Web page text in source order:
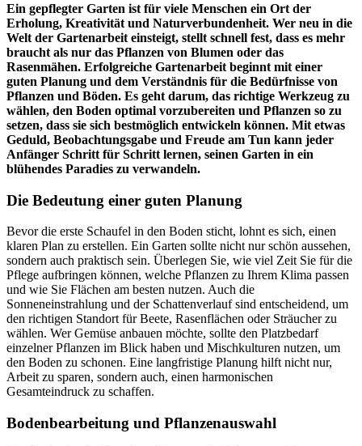
Ein gepflegter Garten ist für viele Menschen ein Ort der
Erholung, Kreativität und Naturverbundenheit. Wer neu in die
Welt der Gartenarbeit einsteigt, stellt schnell fest, dass es mehr
braucht als nur das Pflanzen von Blumen oder das
Rasenmähen. Erfolgreiche Gartenarbeit beginnt mit einer
guten Planung und dem Verständnis für die Bedürfnisse von
Pflanzen und Böden. Es geht darum, das richtige Werkzeug zu
wählen, den Boden optimal vorzubereiten und Pflanzen so zu
setzen, dass sie sich bestmöglich entwickeln können. Mit etwas
Geduld, Beobachtungsgabe und Freude am Tun kann jeder
Anfänger Schritt für Schritt lernen, seinen Garten in ein
blühendes Paradies zu verwandeln.
Die Bedeutung einer guten Planung
Bevor die erste Schaufel in den Boden sticht, lohnt es sich, einen
klaren Plan zu erstellen. Ein Garten sollte nicht nur schön aussehen,
sondern auch praktisch sein. Überlegen Sie, wie viel Zeit Sie für die
Pflege aufbringen können, welche Pflanzen zu Ihrem Klima passen
und wie Sie Flächen am besten nutzen. Auch die
Sonneneinstrahlung und der Schattenverlauf sind entscheidend, um
den richtigen Standort für Beete, Rasenflächen oder Sträucher zu
wählen. Wer Gemüse anbauen möchte, sollte den Platzbedarf
einzelner Pflanzen im Blick haben und Mischkulturen nutzen, um
den Boden zu schonen. Eine langfristige Planung hilft nicht nur,
Arbeit zu sparen, sondern auch, einen harmonischen
Gesamteindruck zu schaffen.
Bodenbearbeitung und Pflanzenauswahl